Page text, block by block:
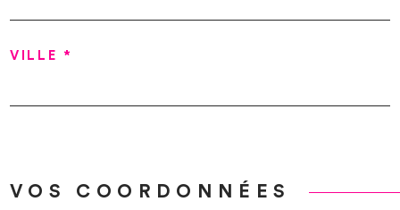
VILLE *
VOS COORDONNÉES